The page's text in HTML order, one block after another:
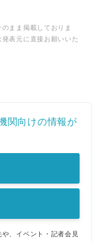
まま掲載しておりま
表元に直接お願いいた
関向けの情報が
、イベント・記者会見